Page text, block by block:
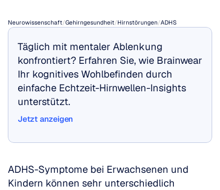
Neurowissenschaft/Gehirngesundheit/Hirnstörungen/ADHS
Täglich mit mentaler Ablenkung
konfrontiert? Erfahren Sie, wie Brainwear
Ihr kognitives Wohlbefinden durch
einfache Echtzeit-Hirnwellen-Insights
unterstützt.
Jetzt anzeigen
ADHS-Symptome bei Erwachsenen und
Kindern können sehr unterschiedlich